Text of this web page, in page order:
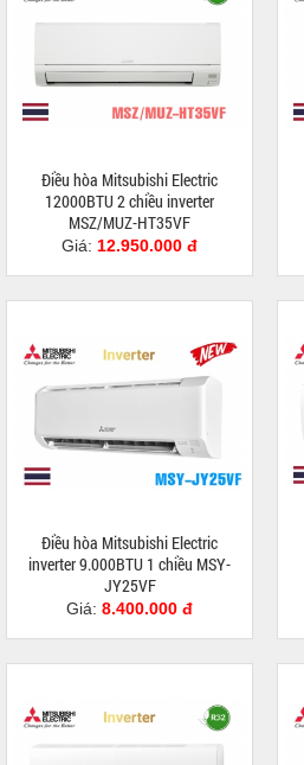
Điều hòa Mitsubishi Electric
12000BTU 2 chiều inverter
MSZ/MUZ-HT35VF
Giá: 12.950.000 đ
Điều hòa Mitsubishi Electric
inverter 9.000BTU 1 chiều MSY-
JY25VF
Giá: 8.400.000 đ